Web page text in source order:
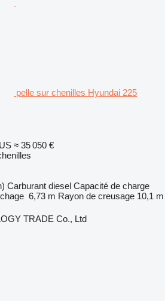
pelle sur chenilles Hyundai 225
≈ 35 050 €
Carburant diesel Capacité de charge
6,73 m Rayon de creusage 10,1 m
TRADE Co., Ltd